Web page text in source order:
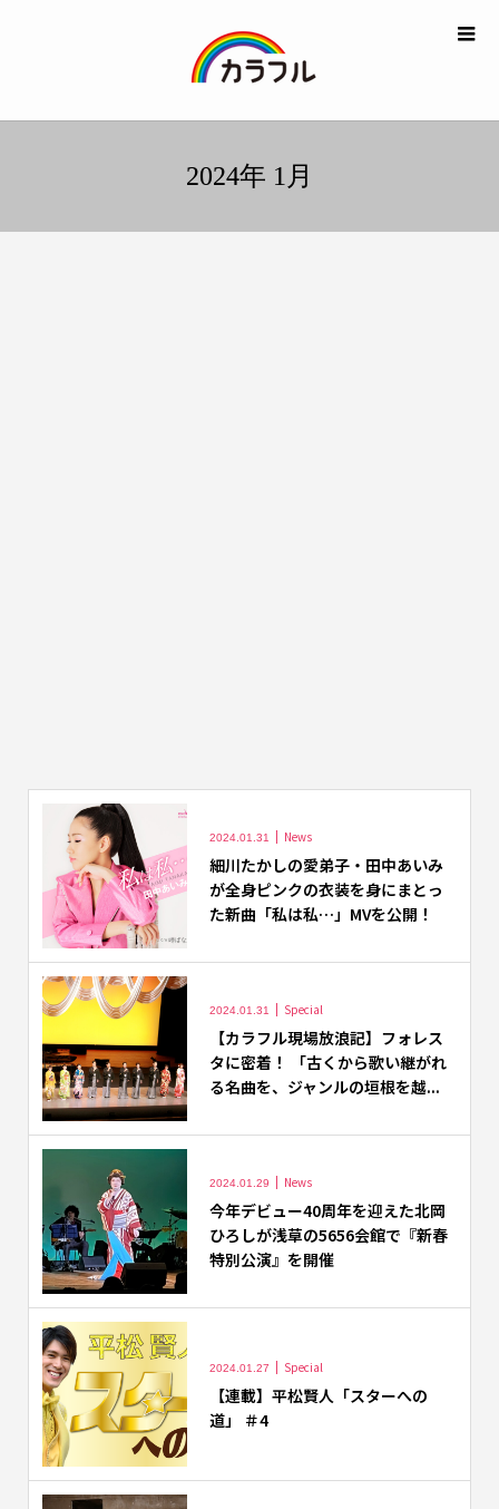
2024年 1月
2024.01.31 News
細川たかしの愛弟子・田中あいみ
が全身ピンクの衣装を身にまとっ
た新曲「私は私…」MVを公開！
2024.01.31 Special
【カラフル現場放浪記】フォレス
タに密着！ 「古くから歌い継がれ
る名曲を、ジャンルの垣根を越...
2024.01.29 News
今年デビュー40周年を迎えた北岡
ひろしが浅草の5656会館で『新春
特別公演』を開催
2024.01.27 Special
【連載】平松賢人「スターへの
道」 ＃4